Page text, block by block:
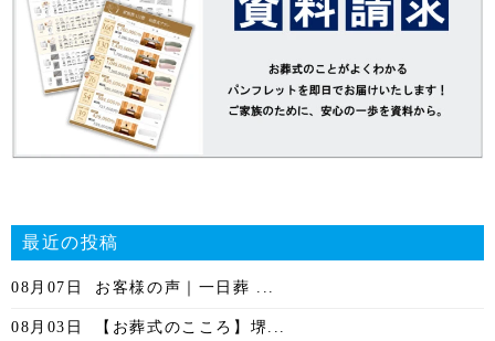
最近の投稿
08月07日 お客様の声｜一日葬 ...
08月03日 【お葬式のこころ】堺...